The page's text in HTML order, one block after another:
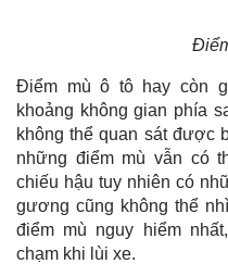
Điểm mù ô tô hay còn
khoảng không gian phía
không thể quan sát được
những điểm mù vẫn có
chiếu hậu tuy nhiên có
gương cũng không thể
điểm mù nguy hiểm
chạm khi lùi xe.